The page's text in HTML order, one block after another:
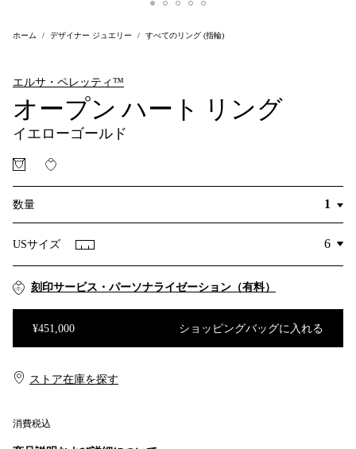
ホーム デザイナー ジュエリー すべてのリング (指輪)
エルサ・ペレッティ™
オープン ハート リング
イエローゴールド
数量
USサイズ
刻印サービス・パーソナライゼーション（有料）
¥451,000 ショッピングバッグに入れる
消費税込
ストア在庫を探す​​